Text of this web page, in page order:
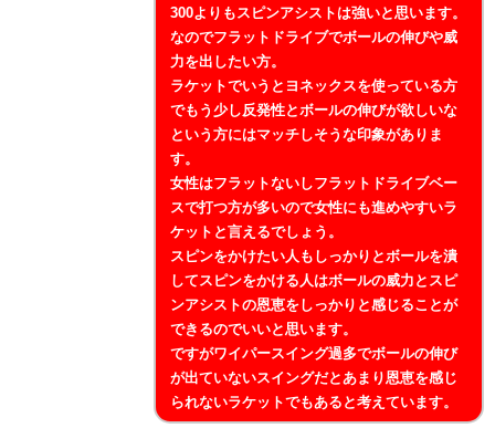
300よりもスピンアシストは強いと思います。
なのでフラットドライブでボールの伸びや威
力を出したい方。
ラケットでいうとヨネックスを使っている方
でもう少し反発性とボールの伸びが欲しいな
という方にはマッチしそうな印象がありま
す。
女性はフラットないしフラットドライブベー
スで打つ方が多いので女性にも進めやすいラ
ケットと言えるでしょう。
スピンをかけたい人もしっかりとボールを潰
してスピンをかける人はボールの威力とスピ
ンアシストの恩恵をしっかりと感じることが
できるのでいいと思います。
ですがワイパースイング過多でボールの伸び
が出ていないスイングだとあまり恩恵を感じ
られないラケットでもあると考えています。